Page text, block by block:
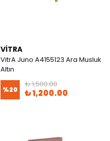
VITRA
VitrA Juno A4155123 Ara Musluk
Altın
%20
₺ 1,500.00
₺ 1,200.00